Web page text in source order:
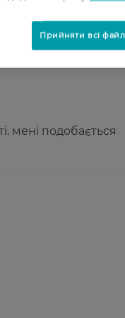
мені подобається
Прийняти всі